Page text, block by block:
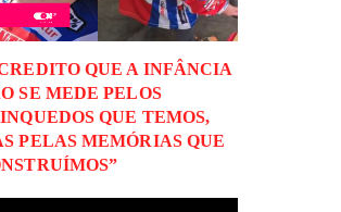
QUE A INFÂNCIA
SE MEDE PELOS
QUE TEMOS,
PELAS MEMÓRIAS QUE